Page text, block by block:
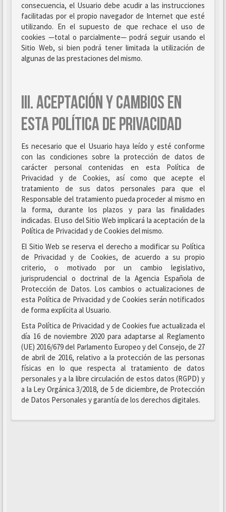
consecuencia, el Usuario debe acudir a las instrucciones
facilitadas por el propio navegador de Internet que esté
utilizando. En el supuesto de que rechace el uso de
cookies —total o parcialmente— podrá seguir usando el
Sitio Web, si bien podrá tener limitada la utilización de
algunas de las prestaciones del mismo.
III. ACEPTACIÓN Y CAMBIOS EN
ESTA POLÍTICA DE PRIVACIDAD
Es necesario que el Usuario haya leído y esté conforme
con las condiciones sobre la protección de datos de
carácter personal contenidas en esta Política de
Privacidad y de Cookies, así como que acepte el
tratamiento de sus datos personales para que el
Responsable del tratamiento pueda proceder al mismo en
la forma, durante los plazos y para las finalidades
indicadas. El uso del Sitio Web implicará la aceptación de la
Política de Privacidad y de Cookies del mismo.
El Sitio Web se reserva el derecho a modificar su Política
de Privacidad y de Cookies, de acuerdo a su propio
criterio, o motivado por un cambio legislativo,
jurisprudencial o doctrinal de la Agencia Española de
Protección de Datos. Los cambios o actualizaciones de
esta Política de Privacidad y de Cookies serán notificados
de forma explícita al Usuario.
Esta Política de Privacidad y de Cookies fue actualizada el
día 16 de noviembre 2020 para adaptarse al Reglamento
(UE) 2016/679 del Parlamento Europeo y del Consejo, de 27
de abril de 2016, relativo a la protección de las personas
físicas en lo que respecta al tratamiento de datos
personales y a la libre circulación de estos datos (RGPD) y
a la Ley Orgánica 3/2018, de 5 de diciembre, de Protección
de Datos Personales y garantía de los derechos digitales.